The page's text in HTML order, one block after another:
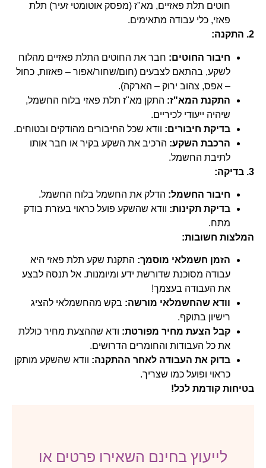
חוטים תלת פאזיים, מא"ז (מפסק אוטומטי זעיר) תלת
פאזי, כלי עבודה מתאימים.
2. התקנה:
חיבור החוטים: חבר את החוטים התלת פאזיים מהלוח
לשקע, בהתאם לצבעים (חום/שחור/אפור – פאזות, כחול
– אפס, צהוב ירוק – הארקה).
התקנת המא"ז: התקן מא"ז תלת פאזי בלוח החשמל,
שיהיה ייעודי לכיריים.
בדיקת חיבורים: וודא שכל החיבורים מהודקים ובטוחים.
הרכבת השקע: הרכיב את השקע בקיר או חבר אותו
לתיבת החשמל.
3. בדיקה:
חיבור החשמל: הדלק את החשמל בלוח החשמל.
בדיקת תקינות: וודא שהשקע פועל כראוי בעזרת בודק
מתח.
המלצות חשובות:
הזמן חשמלאי מוסמך: התקנת שקע תלת פאזי היא
עבודה מסוכנת שדורשת ידע ומיומנות. אל תנסה לבצע
את העבודה בעצמך!
וודא שהחשמלאי מורשה: בקש מהחשמלאי להציג
רישיון בתוקף.
קבל הצעת מחיר מפורטת: ודא שההצעת מחיר כוללת
את כל העבודות והחומרים הדרושים.
בדוק את העבודה לאחר ההתקנה: וודא שהשקע מותקן
כראוי ופועל כמו שצריך.
בטיחות קודמת לכל!
לייעוץ בחינם השאירו פרטים או